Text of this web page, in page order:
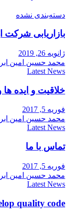
دسته‌بندی نشده
بازاریابی
ژانویه 26, 2019
محمد حسین امین
Latest News
خلاقیت و ایده
فوریه 5, 2017
محمد حسین امین
Latest News
تماس با ما
فوریه 5, 2017
محمد حسین امین
Latest News
quality code